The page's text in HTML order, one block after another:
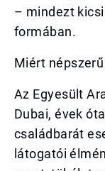
– mindezt
formában.
Miért
Az Egyesült
Dubai, évek
családbarát
látogatói